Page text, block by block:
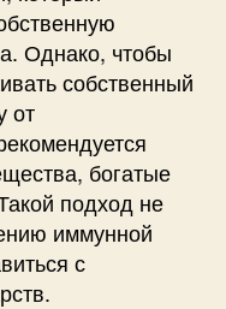
Однако, чтобы
собственный
от
богатые
подход не
иммунной
с